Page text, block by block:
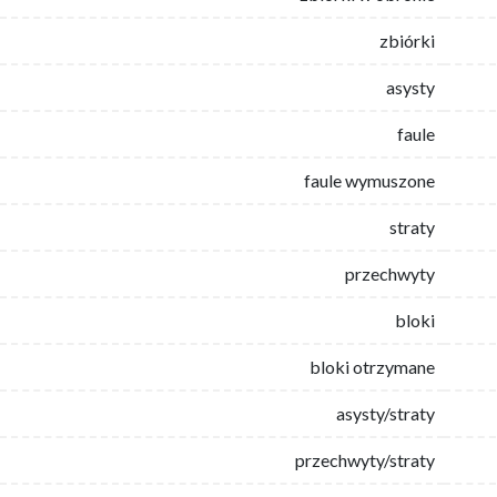
zbiórki
asysty
faule
faule wymuszone
straty
przechwyty
bloki
bloki otrzymane
asysty/straty
przechwyty/straty